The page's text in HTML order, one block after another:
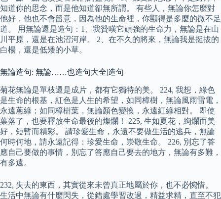
知道你的思念，而是他知道卻無所謂。 有些人，無論你怎麼對
他好，他也不會留意，因為他的生命裡，你顯得是多麼的微不足
道。 用無論還是造句：1、我贊嘆它頑強的生命力，無論是在山
川平原，還是在池沼河岸。 2、在不久的將來，無論我是挺拔的
白楊，還是低矮的小草。
無論造句: 無論……也造句大全|造句
菊花無論是單枝還是成片，都有它獨特的美。 224, 我想，綠色
是生命的根基，紅色是人生的希望，如同樟樹，無論風雨雷電，
永遠蔥綠；如同樟樹葉，無論顏色變換，永遠紅綠相對。 即使
葉落了，也要釋放生命最後的燦爛！ 225, 生如夏花，絢爛而美
好，短暫而精彩。 請珍愛生命，永遠不要做生活的逃兵，無論
何時何地，請永遠記得：珍愛生命，崇敬生命。 226, 別忘了答
應自己要做的事情，別忘了答應自己要去的地方，無論有多難，
有多遠。
232, 失去的東西，其實從來未曾真正地屬於你，也不必惋惜。
生活中無論有什麼閃失，從錯處學習改過，精益求精，直至不犯